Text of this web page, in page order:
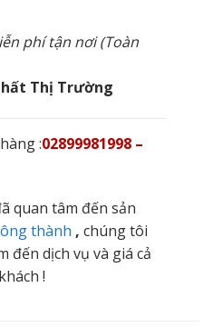
phí tận nơi (Toàn
Thị Trường
:02899981998 –
quan tâm đến sản
thành , chúng tôi
đến dịch vụ và giá cả
!